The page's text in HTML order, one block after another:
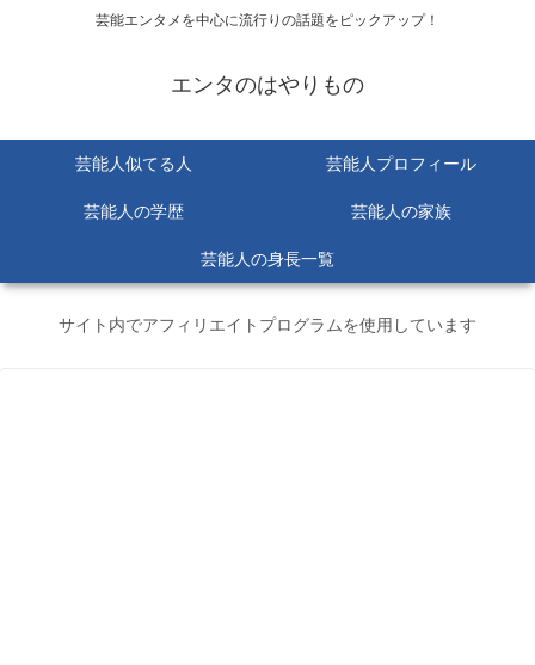
芸能エンタメを中心に流行りの話題をピックアップ！
エンタのはやりもの
芸能人似てる人 芸能人プロフィール
芸能人の学歴 芸能人の家族
芸能人の身長一覧
サイト内でアフィリエイトプログラムを使用しています